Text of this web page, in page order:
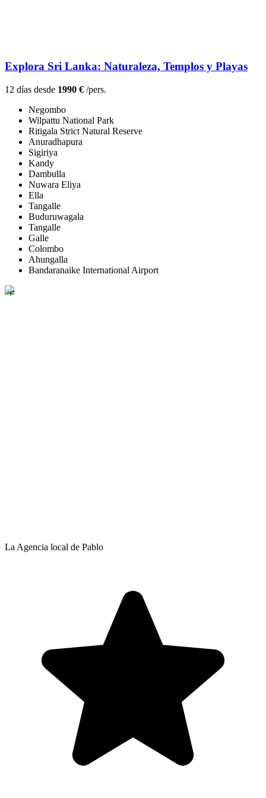
Explora Sri Lanka: Naturaleza, Templos y Playas
12 días desde 1990 € /pers.
Negombo
Wilpattu National Park
Ritigala Strict Natural Reserve
Anuradhapura
Sigiriya
Kandy
Dambulla
Nuwara Eliya
Ella
Tangalle
Buduruwagala
Tangalle
Galle
Colombo
Ahungalla
Bandaranaike International Airport
La Agencia local de Pablo